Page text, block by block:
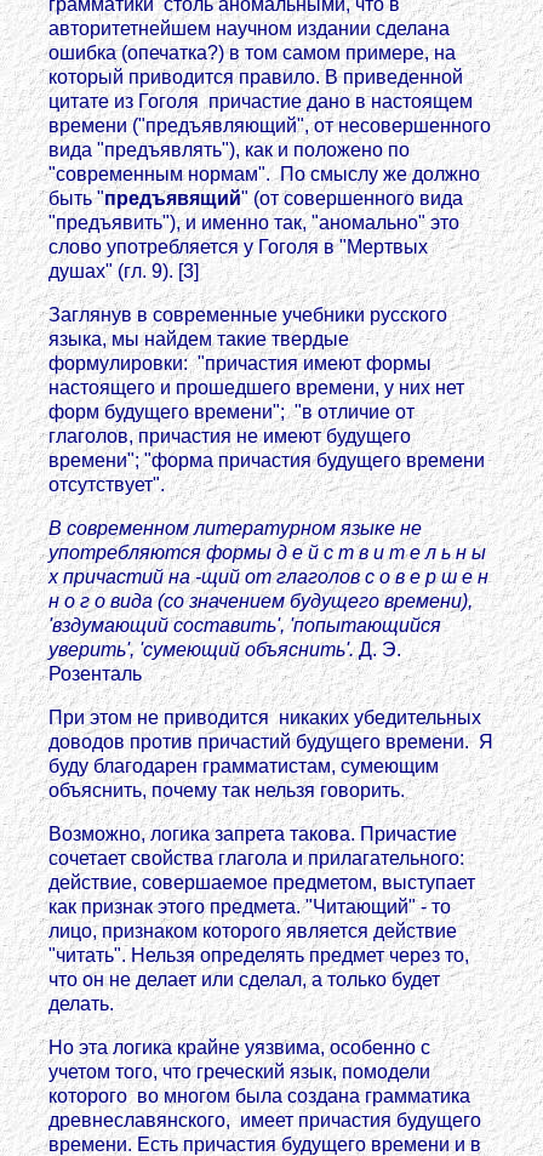
грамматики столь аномальными, что в
авторитетнейшем научном издании сделана
ошибка (опечатка?) в том самом примере, на
который приводится правило. В приведенной
цитате из Гоголя причастие дано в настоящем
времени ("предъявляющий", от несовершенного
вида "предъявлять"), как и положено по
"современным нормам". По смыслу же должно
быть "предъявящий" (от совершенного вида
"предъявить"), и именно так, "аномально" это
слово употребляется у Гоголя в "Мертвых
душах" (гл. 9). [3]
Заглянув в современные учебники русского
языка, мы найдем такие твердые
формулировки: "причастия имеют формы
настоящего и прошедшего времени, у них нет
форм будущего времени"; "в отличие от
глаголов, причастия не имеют будущего
времени"; "форма причастия будущего времени
отсутствует".
В современном литературном языке не
употребляются формы д е й с т в и т е л ь н ы
х причастий на -щий от глаголов с о в е р ш е н
н о г о вида (со значением будущего времени),
'вздумающий составить', 'попытающийся
уверить', 'сумеющий объяснить'.Д. Э.
Розенталь
При этом не приводится никаких убедительных
доводов против причастий будущего времени. Я
буду благодарен грамматистам, сумеющим
объяснить, почему так нельзя говорить.
Возможно, логика запрета такова. Причастие
сочетает свойства глагола и прилагательного:
действие, совершаемое предметом, выступает
как признак этого предмета. "Читающий" - то
лицо, признаком которого является действие
"читать". Нельзя определять предмет через то,
что он не делает или сделал, а только будет
делать.
Но эта логика крайне уязвима, особенно с
учетом того, что греческий язык, помодели
которого во многом была создана грамматика
древнеславянского, имеет причастия будущего
времени. Есть причастия будущего времени и в